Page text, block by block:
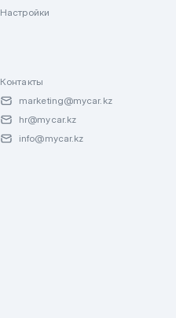
Настройки
Контакты
marketing@mycar.kz
hr@mycar.kz
info@mycar.kz